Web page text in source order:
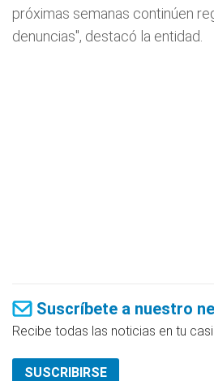
próximas semanas continúen
denuncias", destacó la entidad.
Suscríbete a nuestro
Recibe todas las noticias en tu
SUSCRIBIRSE